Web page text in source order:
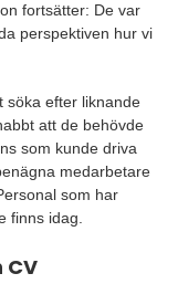
fortsätter: De var
perspektiven hur vi
söka efter liknande
att de behövde
som kunde driva
medarbetare
som har
finns idag.